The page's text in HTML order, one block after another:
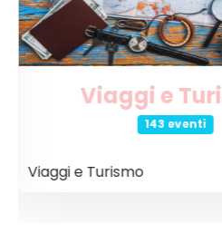
Internet e
26 eventi
Internet e Tecnologia